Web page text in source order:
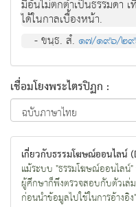
มีอันไม่ตกต่ำเป็นธรรมดา
ได้ในกาลเบื้องหน้า.
- ขนฺธ. สํ.๑๗/๑๙๖/๒
เชื่อมโยงพระไตรปิฏก :
เกี่ยวกับธรรมโฆษณ์ออนไลน์
แม้ระบบ "ธรรมโฆษณ์ออนไลน์
ผู้ศึกษาก็พึงตรวจสอบกับตัวเ
ก่อนนำข้อมูลไปใช้ในการอ้างอิง"